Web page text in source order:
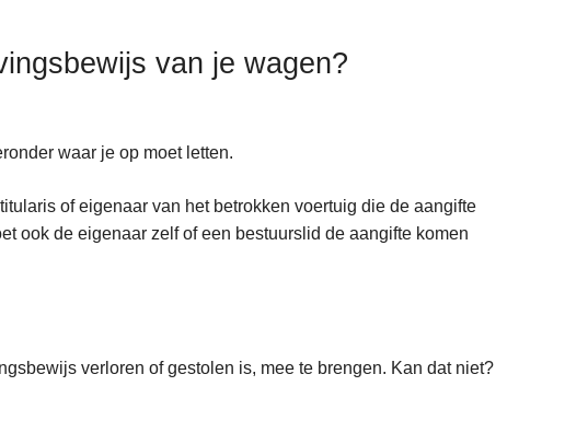
van je wagen?
waar je op moet letten.
of eigenaar van het betrokken voertuig die de aangifte
ook de eigenaar zelf of een bestuurslid de aangifte komen
verloren of gestolen is, mee te brengen. Kan dat niet?